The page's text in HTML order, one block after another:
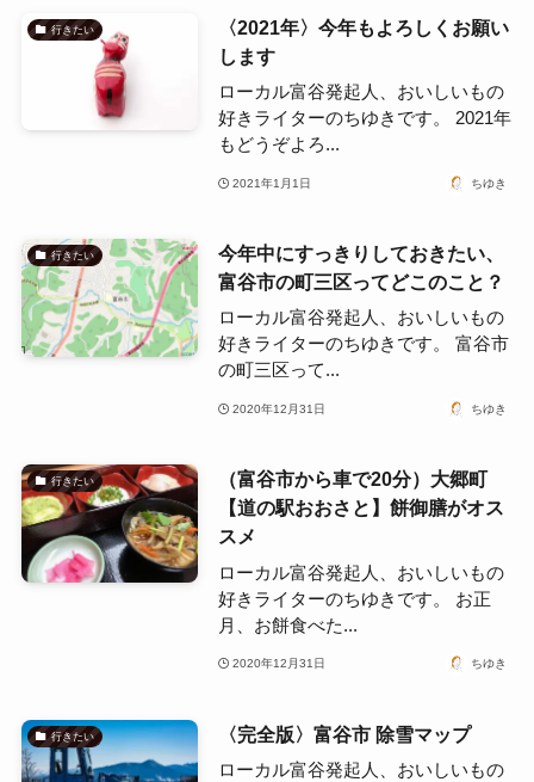
行きたい
〈2021年〉今年もよろしくお願い
します
ローカル富谷発起人、おいしいもの
好きライターのちゆきです。 2021年
もどうぞよろ...
2021年1月1日 ちゆき
行きたい
今年中にすっきりしておきたい、
富谷市の町三区ってどこのこと？
ローカル富谷発起人、おいしいもの
好きライターのちゆきです。 富谷市
の町三区って...
2020年12月31日 ちゆき
行きたい
（富谷市から車で20分）大郷町
【道の駅おおさと】餅御膳がオス
スメ
ローカル富谷発起人、おいしいもの
好きライターのちゆきです。 お正
月、お餅食べた...
2020年12月31日 ちゆき
行きたい 〈完全版〉富谷市 除雪マップ
ローカル富谷発起人、おいしいもの